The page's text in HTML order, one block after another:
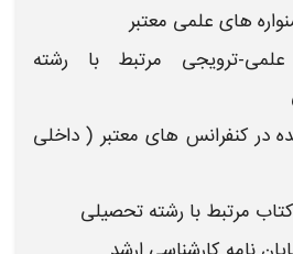
های علمی معتبر
علمی-ترویجی مرتبط با رشته
در کنفرانس های معتبر ( داخلی
مرتبط با رشته تحصیلی